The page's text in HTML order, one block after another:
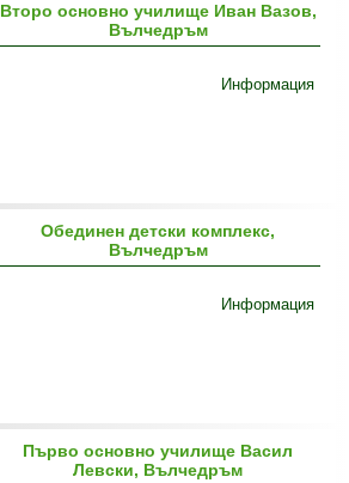
Второ основно училище Иван Вазов,
Вълчедръм
Информация
Обединен детски комплекс,
Вълчедръм
Информация
Първо основно училище Васил
Левски, Вълчедръм